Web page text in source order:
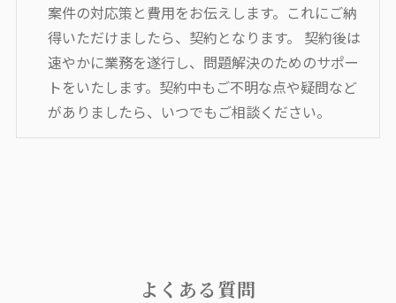
案件の対応策と費用をお伝えします。これにご納
得いただけましたら、契約となります。 契約後は
速やかに業務を遂行し、問題解決のためのサポー
トをいたします。契約中もご不明な点や疑問など
がありましたら、いつでもご相談ください。
よくある質問